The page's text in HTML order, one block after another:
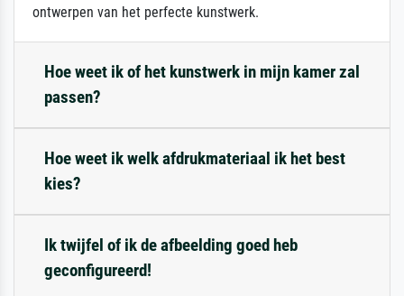
ontwerpen van het perfecte kunstwerk.
Hoe weet ik of het kunstwerk in mijn kamer zal
passen?
Hoe weet ik welk afdrukmateriaal ik het best
kies?
Ik twijfel of ik de afbeelding goed heb
geconfigureerd!